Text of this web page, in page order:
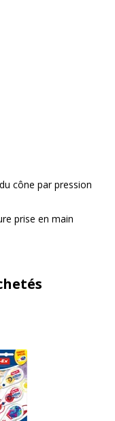
cône par pression
prise en main